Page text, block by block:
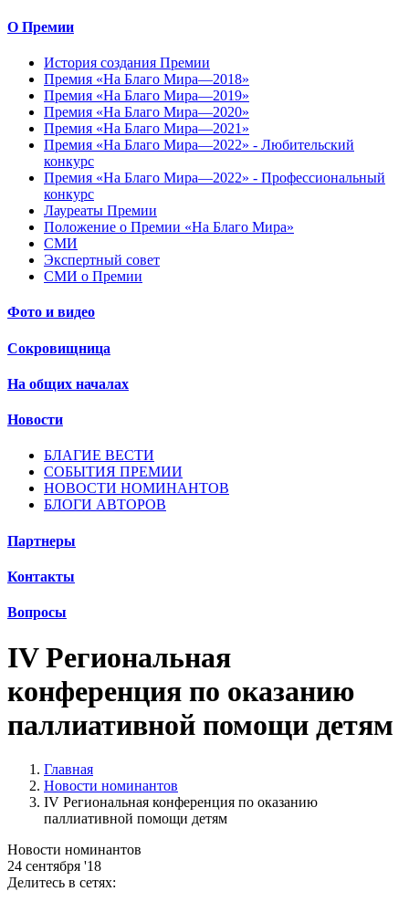
О Премии
История создания Премии
Премия «На Благо Мира—2018»
Премия «На Благо Мира—2019»
Премия «На Благо Мира—2020»
Премия «На Благо Мира—2021»
Премия «На Благо Мира—2022» - Любительский
конкурс
Премия «На Благо Мира—2022» - Профессиональный
конкурс
Лауреаты Премии
Положение о Премии «На Благо Мира»
СМИ
Экспертный совет
СМИ о Премии
Фото и видео
Сокровищница
На общих началах
Новости
БЛАГИЕ ВЕСТИ
СОБЫТИЯ ПРЕМИИ
НОВОСТИ НОМИНАНТОВ
БЛОГИ АВТОРОВ
Партнеры
Контакты
Вопросы
IV Региональная
конференция по оказанию
паллиативной помощи детям
Главная
Новости номинантов
IV Региональная конференция по оказанию
паллиативной помощи детям
Новости номинантов
24 сентября '18
Делитесь в сетях: